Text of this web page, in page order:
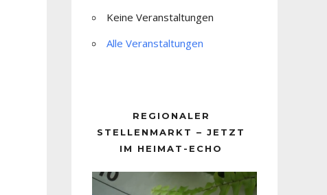
Keine Veranstaltungen
Alle Veranstaltungen
REGIONALER
STELLENMARKT – JETZT
IM HEIMAT-ECHO